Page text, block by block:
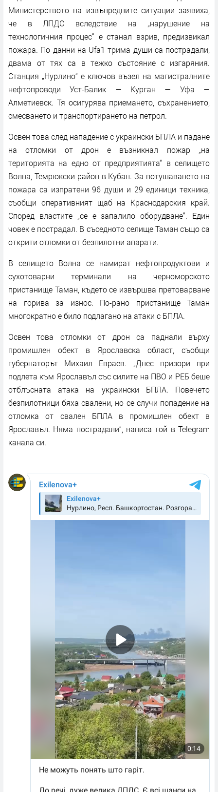
Министерството на извънредните ситуации заявиха,
че в ЛПДС вследствие на „нарушение на
технологичния процес“ е станал взрив, предизвикал
пожара. По данни на Ufa1 трима души са пострадали,
двама от тях са в тежко състояние с изгаряния.
Станция „Нурлино“ е ключов възел на магистралните
нефтопроводи Уст-Балик — Курган — Уфа —
Алметиевск. Тя осигурява приемането, съхранението,
смесването и транспортирането на петрол.
Освен това след нападение с украински БПЛА и падане
на отломки от дрон е възникнал пожар „на
територията на едно от предприятията“ в селището
Волна, Темрюкски район в Кубан. За потушаването на
пожара са изпратени 96 души и 29 единици техника,
съобщи оперативният щаб на Краснодарския край.
Според властите „се е запалило оборудване“. Един
човек е пострадал. В съседното селище Таман също са
открити отломки от безпилотни апарати.
В селището Волна се намират нефтопродуктови и
сухотоварни терминали на черноморското
пристанище Таман, където се извършва претоварване
на горива за износ. По-рано пристанище Таман
многократно е било подлагано на атаки с БПЛА.
Освен това отломки от дрон са паднали върху
промишлен обект в Ярославска област, съобщи
губернаторът Михаил Евраев. „Днес призори при
подлета към Ярославъл със силите на ПВО и РЕБ беше
отблъсната атака на украински БПЛА. Повечето
безпилотници бяха свалени, но се случи попадение на
отломка от свален БПЛА в промишлен обект в
Ярославъл. Няма пострадали“, написа той в Telegram
канала си.